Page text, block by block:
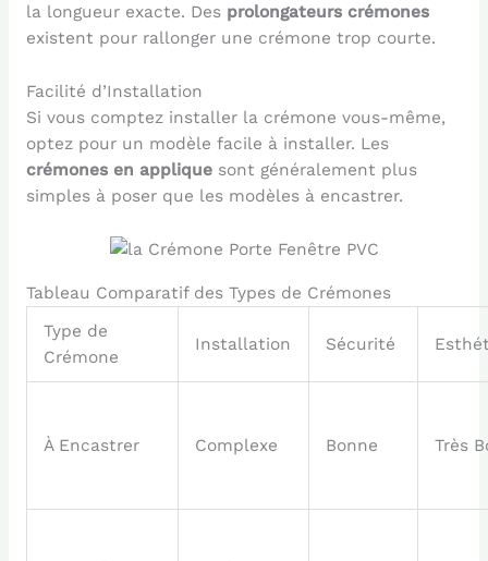
la longueur exacte. Des prolongateurs crémones
existent pour rallonger une crémone trop courte.
Facilité d’Installation
Si vous comptez installer la crémone vous-même,
optez pour un modèle facile à installer. Les
crémones en appliquesont généralement plus
simples à poser que les modèles à encastrer.
Tableau Comparatif des Types de Crémones
Type de
Crémone
Installation Sécurité
À Encastrer Complexe Bonne Très